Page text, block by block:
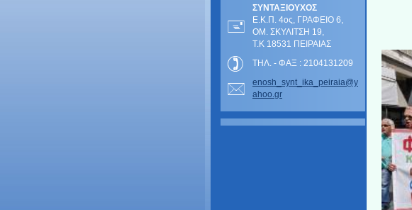
ΣΥΝΤΑΞΙΟΥΧΟΣ
Ε.Κ.Π. 4ος, ΓΡΑΦΕΙΟ 6,
ΟΜ. ΣΚΥΛΙΤΣΗ 19,
Τ.Κ 18531 ΠΕΙΡΑΙΑΣ
ΤΗΛ. - ΦΑΞ : 2104131209
enosh_synt_ika_peiraia@y
ahoo.gr